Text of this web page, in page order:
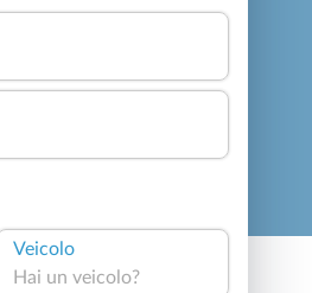
Veicolo
Hai un veicolo?